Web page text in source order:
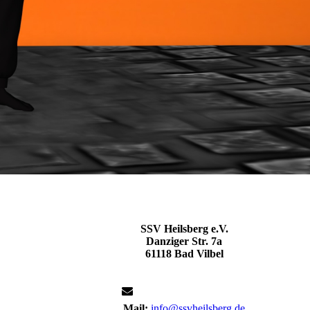
SSV Heilsberg e.V.
Danziger Str. 7a
61118 Bad Vilbel